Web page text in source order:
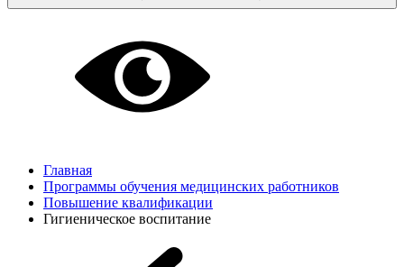
Главная
Программы обучения медицинских работников
Повышение квалификации
Гигиеническое воспитание